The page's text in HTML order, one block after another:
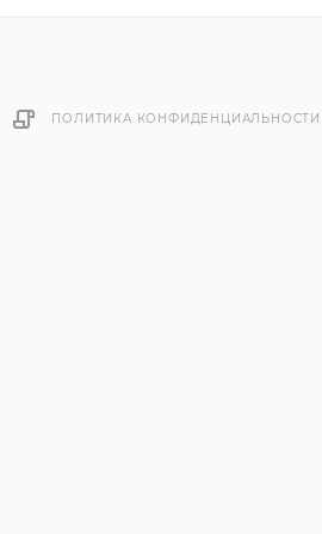
ПОЛИТИКА КОНФИДЕНЦИАЛЬНОСТИ